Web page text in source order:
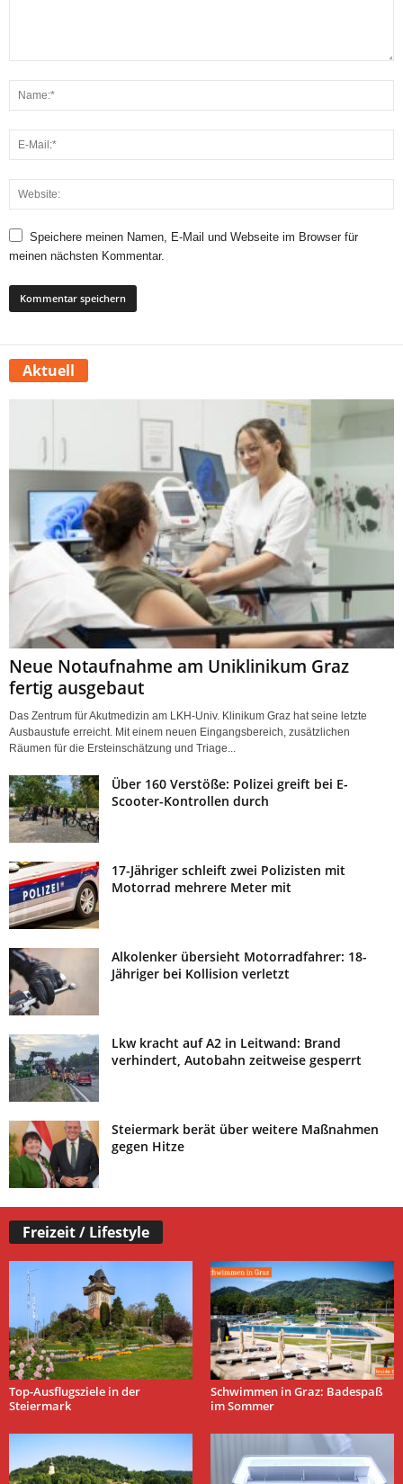
Speichere meinen Namen, E-Mail und Webseite im Browser für
meinen nächsten Kommentar.
Aktuell
Neue Notaufnahme am Uniklinikum Graz
fertig ausgebaut
Das Zentrum für Akutmedizin am LKH-Univ. Klinikum Graz hat seine letzte
Ausbaustufe erreicht. Mit einem neuen Eingangsbereich, zusätzlichen
Räumen für die Ersteinschätzung und Triage...
Über 160 Verstöße: Polizei greift bei E-
Scooter-Kontrollen durch
17-Jähriger schleift zwei Polizisten mit
Motorrad mehrere Meter mit
Alkolenker übersieht Motorradfahrer: 18-
Jähriger bei Kollision verletzt
Lkw kracht auf A2 in Leitwand: Brand
verhindert, Autobahn zeitweise gesperrt
Steiermark berät über weitere Maßnahmen
gegen Hitze
Freizeit / Lifestyle
Top-Ausflugsziele in der
Steiermark
Schwimmen in Graz: Badespaß
im Sommer